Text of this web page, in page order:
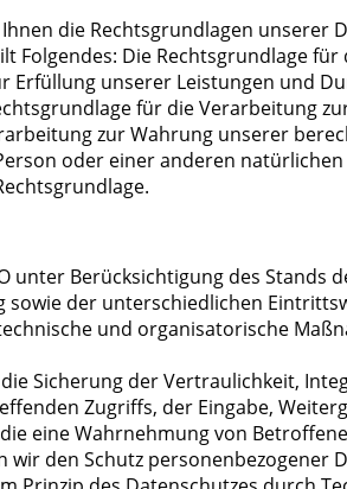
Ihnen die Rechtsgrundlagen
Die Rechtsgrundlage
Erfüllung unserer Leistungen und
für die Verarbeitung
zur Wahrung unserer
oder einer anderen
unter Berücksichtigung des
der unterschiedlichen
und organisatorische
Sicherung der Vertraulichkeit,
Zugriffs, der Eingabe,
eine Wahrnehmung von
den Schutz personenbezogener